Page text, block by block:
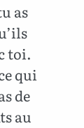
as
toi.
qui
de
au